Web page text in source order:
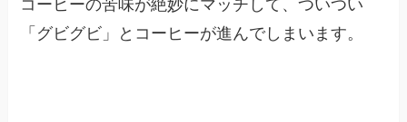
「グビグビ」とコーヒーが進んでしまいます。